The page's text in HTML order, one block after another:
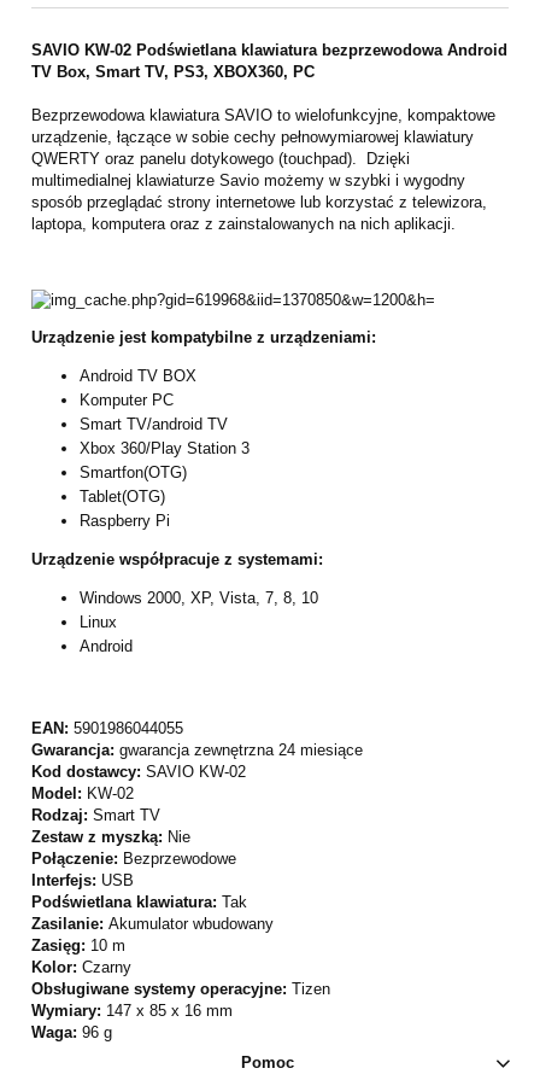
SAVIO KW-02 Podświetlana klawiatura bezprzewodowa Android
TV Box, Smart TV, PS3, XBOX360, PC
Bezprzewodowa klawiatura SAVIO to wielofunkcyjne, kompaktowe
urządzenie, łączące w sobie cechy pełnowymiarowej klawiatury
QWERTY oraz panelu dotykowego (touchpad). Dzięki
multimedialnej klawiaturze Savio możemy w szybki i wygodny
sposób przeglądać strony internetowe lub korzystać z telewizora,
laptopa, komputera oraz z zainstalowanych na nich aplikacji.
Urządzenie jest kompatybilne z urządzeniami:
Android TV BOX
Komputer PC
Smart TV/android TV
Xbox 360/Play Station 3
Smartfon(OTG)
Tablet(OTG)
Raspberry Pi
Urządzenie współpracuje z systemami:
Windows 2000, XP, Vista, 7, 8, 10
Linux
Android
EAN: 5901986044055
Gwarancja: gwarancja zewnętrzna 24 miesiące
Kod dostawcy: SAVIO KW-02
Model: KW-02
Rodzaj: Smart TV
Zestaw z myszką: Nie
Połączenie: Bezprzewodowe
Interfejs: USB
Podświetlana klawiatura: Tak
Zasilanie: Akumulator wbudowany
Zasięg: 10 m
Kolor: Czarny
Obsługiwane systemy operacyjne: Tizen
Wymiary: 147 x 85 x 16 mm
Waga: 96 g
Pomoc